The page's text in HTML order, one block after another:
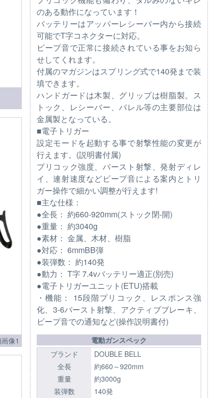
のある動作になっています！
バッテリーはアッパーレシーバー内から接続
可能でT字コネクターに対応。
ビープ音で正常に接続されている事をお知ら
せしてくれます。
付属のマガジンはスプリング式で140発まで装
填できます。
ハンドガードは木製、グリップは樹脂製。ス
トック、レシーバー、バレル等の主要部位は
金属製となっている。
■電子トリガー
設定モードを起動する事で射撃性能の変更が
行えます。(説明書付属)
プリコック強度、バースト射撃、発射ディレ
イ、連射速度などビープ音による案内とトリ
ガー操作で細かい調整が行えます!
■主な仕様：
●全長： 約660-920mm(ストック閉-開)
●重量： 約3040g
●素材： 金属、木材、樹脂
●対応： 6mmBB弾
●装弾数： 約140発
●動力： T字 7.4vバッテリー適正(別売)
●電子トリガーユニット(ETU)搭載
・機能： 15段階プリコック、レスポンス強
化、3-6バースト射撃、アクティブブレーキ、
ビープ音での通知など(操作説明書付)
電動ガンスペック
ブランド
DOUBLE BELL
全長
約660～920mm
重量
約3000g
装弾数
140発
像1